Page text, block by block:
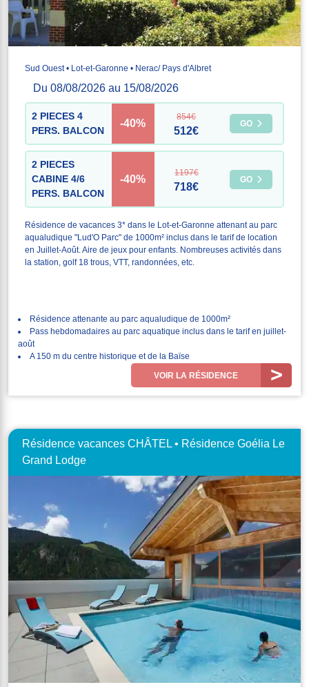
Sud Ouest • Lot-et-Garonne • Nerac/ Pays d'Albret
Du 08/08/2026 au 15/08/2026
2 PIECES 4
PERS. BALCON
-40%
854€
512€
GO
2 PIECES
CABINE 4/6
PERS. BALCON
-40%
1197€
718€
GO
Résidence de vacances 3* dans le Lot-et-Garonne attenant au parc
aqualudique "Lud'O Parc" de 1000m² inclus dans le tarif de location
en Juillet-Août. Aire de jeux pour enfants. Nombreuses activités dans
la station, golf 18 trous, VTT, randonnées, etc.
Résidence attenante au parc aqualudique de 1000m²
Pass hebdomadaires au parc aquatique inclus dans le tarif en juillet-
août
A 150 m du centre historique et de la Baïse
VOIR LA RÉSIDENCE
Résidence vacances CHÂTEL • Résidence Goélia Le
Grand Lodge